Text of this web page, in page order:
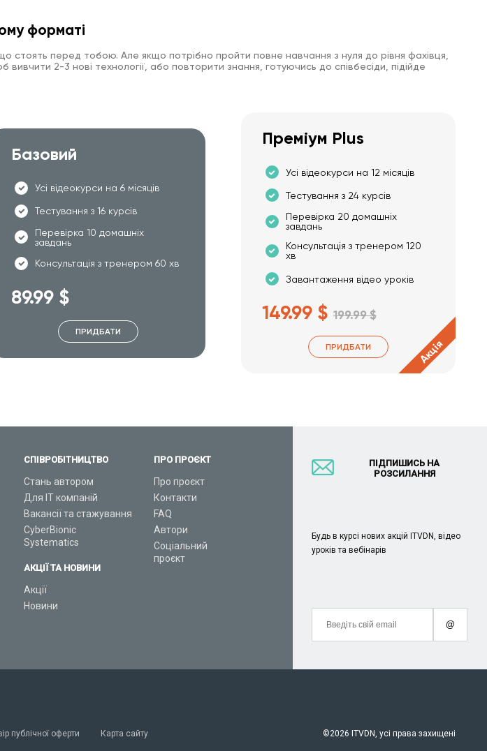
форматі
стоять перед тобою. Але якщо потрібно пройти повне навчання з нуля до рівня фахівця,
2-3 нові технології, або повторити знання, готуючись до співбесіди, підійде
Базовий
Усі відеокурси на 6 місяців
Тестування з 16 курсів
Перевірка 10 домашніх
завдань
Консультація з тренером 60 хв
89.99 $
ПРИДБАТИ
Преміум Plus
Усі відеокурси на 12 місяців
Тестування з 24 курсів
Перевірка 20 домашніх
завдань
Консультація з тренером 120
хв
Завантаження відео уроків
149.99 $ 199.99 $
ПРИДБАТИ Акція
СПІВРОБІТНИЦТВО
Стань автором
Для ІТ компаній
Вакансії та стажування
CyberBionic
Systematics
АКЦІЇ ТА НОВИНИ
Акції
Новини
ПРО ПРОЄКТ
Про проєкт
Контакти
FAQ
Автори
Соціальний
проєкт
ПІДПИШИСЬ НА
РОЗСИЛАННЯ
Будь в курсі нових акцій ITVDN, відео
уроків та вебінарів
@
публічної оферти Карта сайту ©2026 ITVDN, усі права захищені